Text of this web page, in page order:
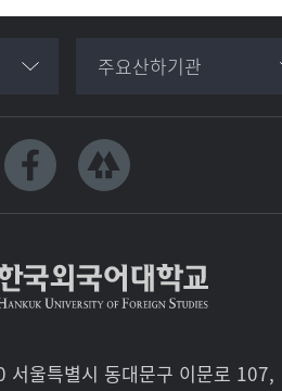
주요산하기관
서울특별시 동대문구 이문로 107,